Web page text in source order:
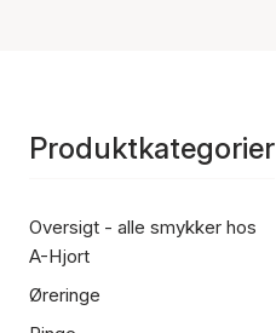
Produktkategorier
Oversigt - alle smykker hos
A-Hjort
Øreringe